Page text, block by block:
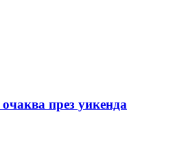
през уикенда